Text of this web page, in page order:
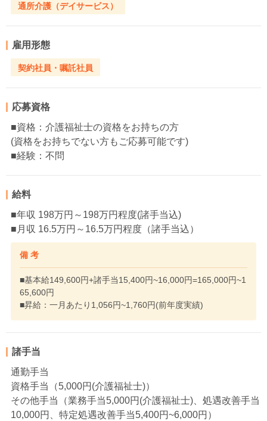
通所介護（デイサービス）
雇用形態
契約社員・嘱託社員
応募資格
■資格：介護福祉士の資格をお持ちの方
(資格をお持ちでない方もご応募可能です)
■経験：不問
給料
■年収 198万円～198万円程度(諸手当込)
■月収 16.5万円～16.5万円程度（諸手当込）
備 考
■基本給149,600円+諸手当15,400円~16,000円=165,000円~1
65,600円
■昇給：一月あたり1,056円~1,760円(前年度実績)
諸手当
通勤手当
資格手当（5,000円(介護福祉士)）
その他手当（業務手当5,000円(介護福祉士)、処遇改善手当
10,000円、特定処遇改善手当5,400円~6,000円）